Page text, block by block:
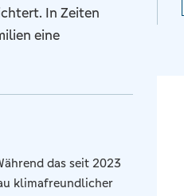
In Zeiten
eine
das seit 2023
klimafreundlicher